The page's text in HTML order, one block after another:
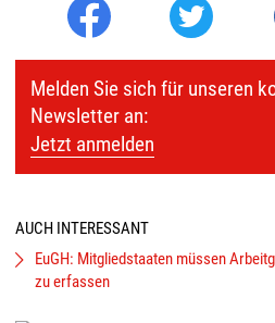
Melden Sie sich für unseren
Newsletter an:
Jetzt anmelden
AUCH INTERESSANT
EuGH: Mitgliedstaaten müssen
zu erfassen